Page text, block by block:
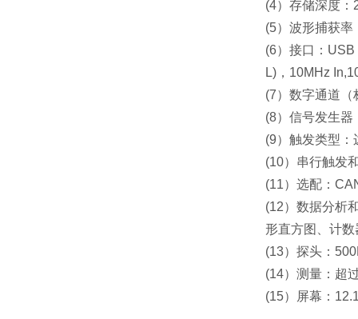
(4）存储深度：
(5）波形捕获率
(6）接口：
L)，10MHz
(7）数字通道（
(8）信号发生
(9）触发类型
(10）串行触发
(11）选配：
(12）数据分析
形直方图、计
(13）探头：
(14）测量：超
(15）屏幕：